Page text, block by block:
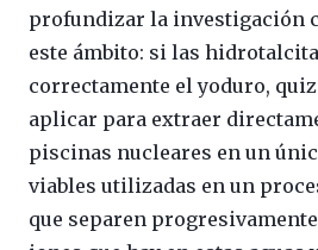
profundizar la investigación
este ámbito: si las
correctamente el yoduro,
aplicar para extraer
piscinas nucleares en un
viables utilizadas en un
que separen